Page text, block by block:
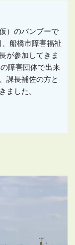
）のバンブーで
害福祉
が参加してきま
害団体で出来
課長補佐の方と
ました。